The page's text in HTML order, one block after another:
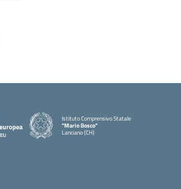
Istituto Comprensivo Statale
"Mario Bosco"
Lanciano (CH)